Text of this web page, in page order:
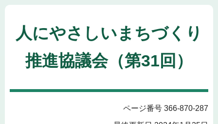
人にやさしいまちづくり
推進協議会（第31回）
ページ番号 366-870-287